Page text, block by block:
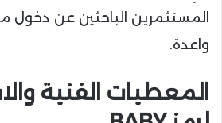
المستثمرين الباحثين عن دخول
واعدة.
المعطيات الفنية